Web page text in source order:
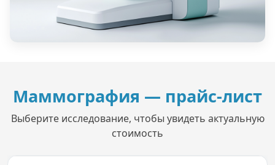
Маммография — прайс-лист
Выберите исследование, чтобы увидеть актуальную
стоимость